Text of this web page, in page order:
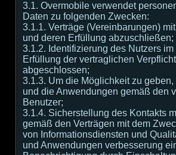
3.1. Overmobile verwendet
Daten zu folgenden Zwecken:
3.1.1. Verträge (Vereinbarungen)
und deren Erfüllung abzuschließen;
3.1.2. Identifizierung des Nutzers
Erfüllung der vertraglichen
abgeschlossen;
3.1.3. Um die Möglichkeit zu
und die Anwendungen gemäß den
Benutzer;
3.1.4. Sicherstellung des Kontakts
gemäß den Verträgen mit dem
von Informationsdiensten und
und Anwendungen verbesserung